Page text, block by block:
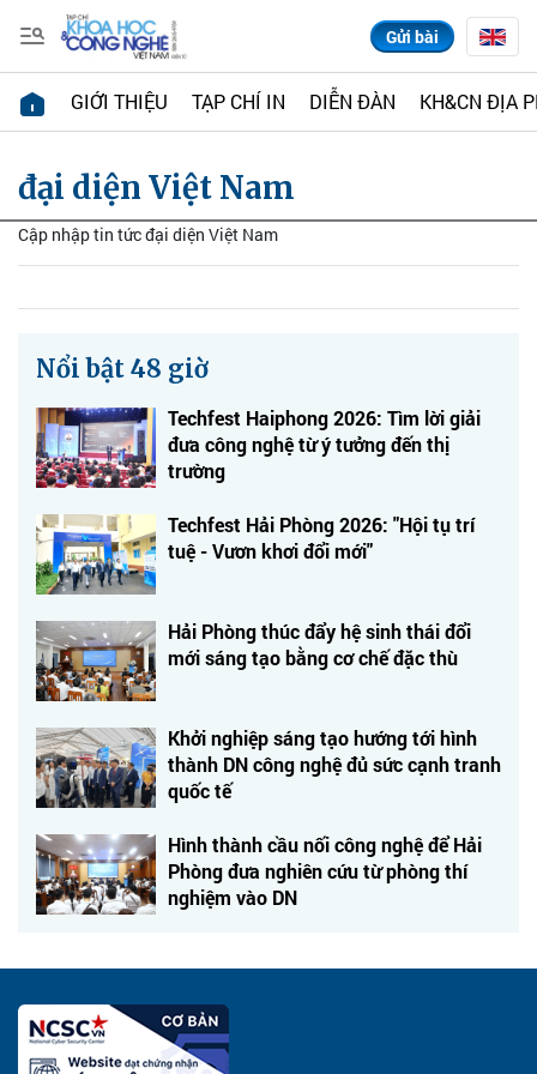
Gửi bài
GIỚI THIỆU TẠP CHÍ IN DIỄN ĐÀN KH&CN ĐỊA
đại diện Việt Nam
Cập nhập tin tức đại diện Việt Nam
Nổi bật 48 giờ
Techfest Haiphong 2026: Tìm lời giải
đưa công nghệ từ ý tưởng đến thị
trường
Techfest Hải Phòng 2026: "Hội tụ trí
tuệ - Vươn khơi đổi mới"
Hải Phòng thúc đẩy hệ sinh thái đổi
mới sáng tạo bằng cơ chế đặc thù
Khởi nghiệp sáng tạo hướng tới hình
thành DN công nghệ đủ sức cạnh tranh
quốc tế
Hình thành cầu nối công nghệ để Hải
Phòng đưa nghiên cứu từ phòng thí
nghiệm vào DN